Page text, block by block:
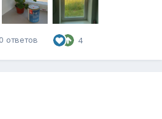
ответов 4